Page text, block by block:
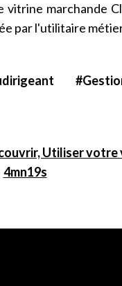
vitrine marchande
par l'utilitaire
Utiliser
4mn19s